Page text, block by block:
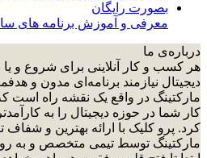
معرفی و آموزش برنامه های
درباره‌ی ما
هر کسب و کار آنلاینی برای شروع و یا
دیجیتال نیازمند برنامه‌ای مدون و
مارکتینگ در واقع یک نقشه راه
کار شما در حوزه دیجیتال را به
کرد. پرو کلیک با ارائه بهترین و شفاف
مارکتینگ توسط تیمی متخصص و به